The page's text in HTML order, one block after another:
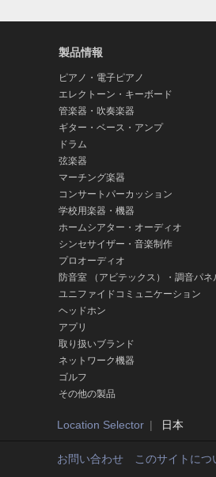
製品情報
ピアノ・電子ピアノ
エレクトーン・キーボード
管楽器・吹奏楽器
ギター・ベース・アンプ
ドラム
弦楽器
マーチング楽器
コンサートパーカッション
学校用楽器・機器
ホームシアター・オーディオ
シンセサイザー・音楽制作
プロオーディオ
防音室 （アビテックス）・調音パネ
ユニファイドコミュニケーション
ヘッドホン
アプリ
取り扱いブランド
ネットワーク機器
ゴルフ
その他の製品
Location Selector 日本
お問い合わせ このサイトにつ